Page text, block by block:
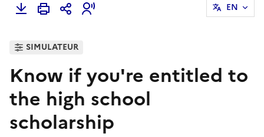
EN
SIMULATEUR
Know if you're entitled to
the high school
scholarship